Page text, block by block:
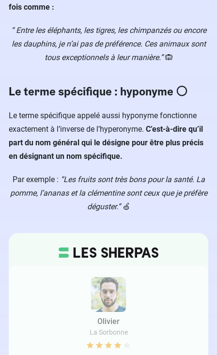
fois comme :
“ Entre les éléphants, les tigres, les chimpanzés ou encore
les dauphins, je n’ai pas de préférence. Ces animaux sont
tous exceptionnels à leur manière.”🙉
Le terme spécifique : hyponyme ⚪️
Le terme spécifique appelé aussi hyponyme fonctionne
exactement à l’inverse de l’hyperonyme. C’est-à-dire qu’il
part du nom général qui le désigne pour être plus précis
en désignant un nom spécifique.
Par exemple : “Les fruits sont très bons pour la santé. La
pomme, l’ananas et la clémentine sont ceux que je préfère
déguster.”🍏
Olivier
La Sorbonne